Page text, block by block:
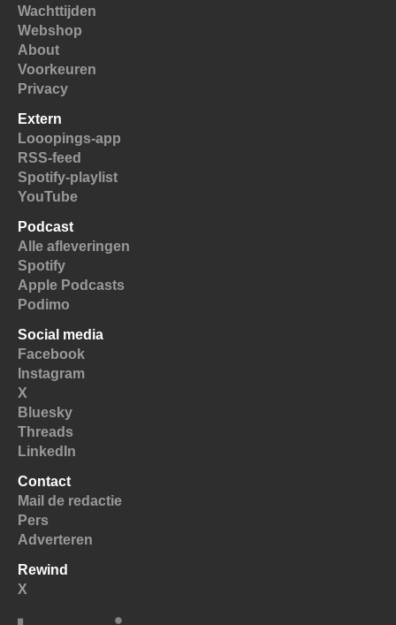
Wachttijden
Webshop
About
Voorkeuren
Privacy
Extern
Looopings-app
RSS-feed
Spotify-playlist
YouTube
Podcast
Alle afleveringen
Spotify
Apple Podcasts
Podimo
Social media
Facebook
Instagram
X
Bluesky
Threads
LinkedIn
Contact
Mail de redactie
Pers
Adverteren
Rewind
X